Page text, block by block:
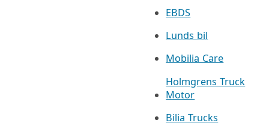
EBDS
Lunds bil
Mobilia Care
Holmgrens Truck
Motor
Bilia Trucks